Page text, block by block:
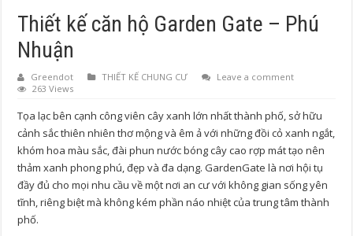
Thiết kế căn hộ Garden Gate – Phú
Nhuận
Greendot THIẾT KẾ CHUNG CƯ
Leave a comment
263 Views
Tọa lạc bên cạnh công viên cây xanh lớn nhất thành phố, sở hữu
cảnh sắc thiên nhiên thơ mộng và êm ả với những đồi cỏ xanh ngắt,
khóm hoa màu sắc, đài phun nước bóng cây cao rợp mát tạo nên
thảm xanh phong phú, đẹp và đa dạng. GardenGate là nơi hội tụ
đầy đủ cho mọi nhu cầu về một nơi an cư với không gian sống yên
tĩnh, riêng biệt mà không kém phần náo nhiệt của trung tâm thành
phố.